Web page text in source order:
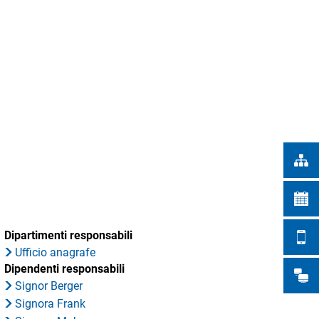
Dipartimenti responsabili
Ufficio anagrafe
Dipendenti responsabili
Signor Berger
Signora Frank